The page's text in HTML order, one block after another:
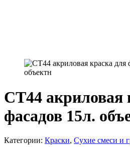
СТ44 акриловая
фасадов 15л.
Категории: Краски, Сухие смеси и